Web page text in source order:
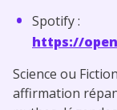
Spotify :
https://
Science ou
affirmation